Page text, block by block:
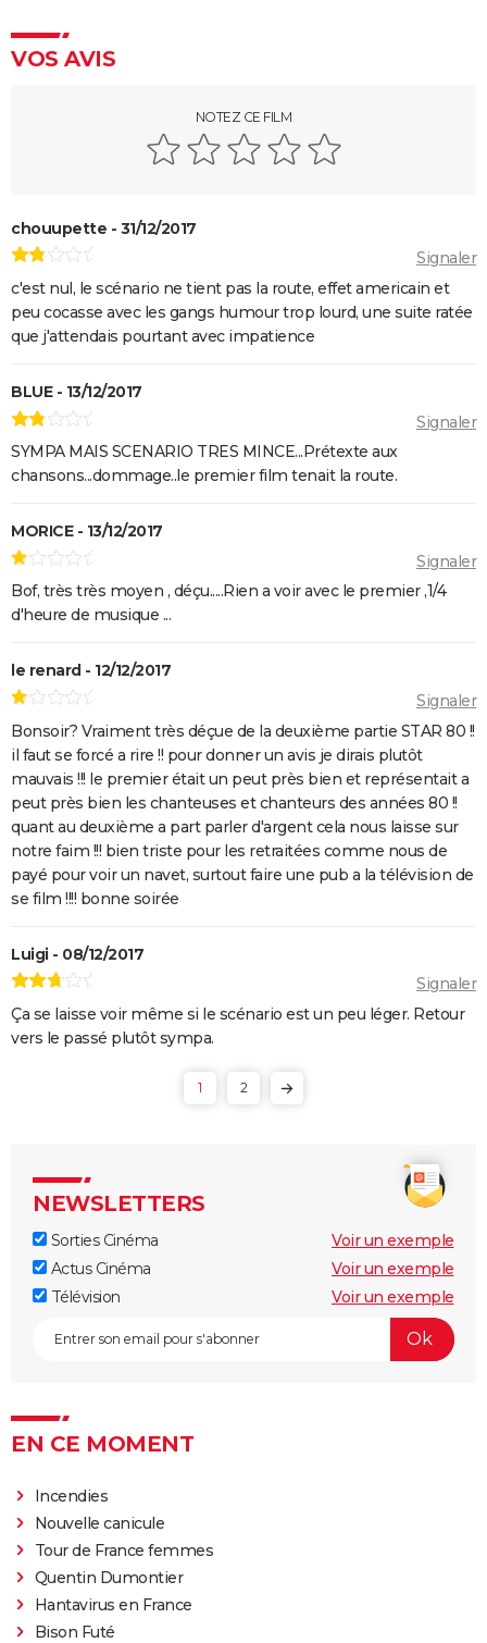
Les Aventures de Rabbi Jacob
L'Origine du monde
Monty Python, Sacré Graal
The French Dispatch : faut-il voir le dernier Wes
La Traversée
Gaston Lagaffe : intrigue, avis, streaming... Tout sur
l'adaptation de la BD culte
VOS AVIS
NOTEZ CE FILM
chouupette - 31/12/2017
Signaler
c'est nul, le scénario ne tient pas la route, effet americain et
peu cocasse avec les gangs humour trop lourd, une suite ratée
que j'attendais pourtant avec impatience
BLUE - 13/12/2017
Signaler
SYMPA MAIS SCENARIO TRES MINCE...Prétexte aux
chansons...dommage..le premier film tenait la route.
MORICE - 13/12/2017
Signaler
Bof, très très moyen , déçu.....Rien a voir avec le premier ,1/4
d'heure de musique ...
le renard - 12/12/2017
Signaler
Bonsoir? Vraiment très déçue de la deuxième partie STAR 80 !!
il faut se forcé a rire !! pour donner un avis je dirais plutôt
mauvais !!! le premier était un peut près bien et représentait a
peut près bien les chanteuses et chanteurs des années 80 !!
quant au deuxième a part parler d'argent cela nous laisse sur
notre faim !!! bien triste pour les retraitées comme nous de
payé pour voir un navet, surtout faire une pub a la télévision de
se film !!!! bonne soirée
Luigi - 08/12/2017
Signaler
Ça se laisse voir même si le scénario est un peu léger. Retour
vers le passé plutôt sympa.
1 2
NEWSLETTERS
Sorties Cinéma
Voir un exemple
Actus Cinéma
Voir un exemple
Télévision
Voir un exemple
EN CE MOMENT
Incendies
Nouvelle canicule
Tour de France femmes
Quentin Dumontier
Hantavirus en France
Bison Futé